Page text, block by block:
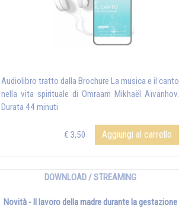
Audiolibro tratto dalla Brochure La musica e il canto
nella vita spirituale di Omraam Mikhaël Aïvanhov.
Durata 44 minuti
€ 3,50 Aggiungi al carrello
DOWNLOAD / STREAMING
Novità - Il lavoro della madre durante la gestazione